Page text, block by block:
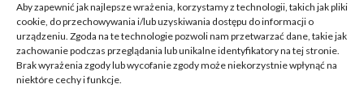
Aby zapewnić jak najlepsze wrażenia, korzystamy z technologii, takich jak pliki
cookie, do przechowywania i/lub uzyskiwania dostępu do informacji o
urządzeniu. Zgoda na te technologie pozwoli nam przetwarzać dane, takie jak
zachowanie podczas przeglądania lub unikalne identyfikatory na tej stronie.
Brak wyrażenia zgody lub wycofanie zgody może niekorzystnie wpłynąć na
niektóre cechy i funkcje.
Bon Vivant Advisory Sp. z o.o.